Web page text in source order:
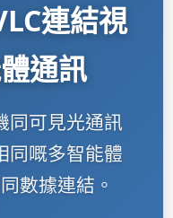
連結視
通訊
同可見光通訊
同嘅多智能體
數據連結。